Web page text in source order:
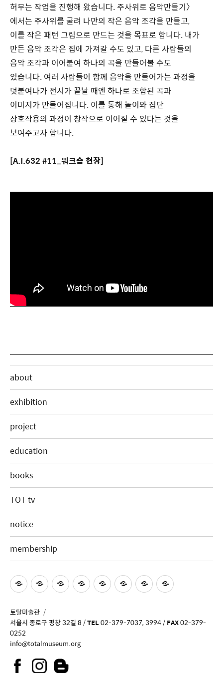
허무는 작업을 진행해 왔습니다. 주사위로 음악만들기〉
에서는 주사위를 굴려 나만의 작은 음악 조각을 만들고,
이를 작은 패턴 그림으로 만드는 것을 목표로 합니다. 내가
만든 음악 조각은 집에 가져갈 수도 있고, 다른 사람들의
음악 조각과 이어붙여 하나의 곡을 만들어볼 수도
있습니다. 여러 사람들이 함께 음악을 만들어가는 과정을
덧붙여나가 전시가 끝날 때엔 하나로 조합된 곡과
이미지가 만들어집니다. 이를 통해 놀이와 집단
상호작용의 과정이 창작으로 이어질 수 있다는 것을
보여주고자 합니다.
[A.I.632 #11_워크숍 현장]
about
exhibition
project
education
books
TOT tv
notice
membership
토탈미술관
서울시 종로구 평창 32길 8 /TEL02-379-7037, 3994 /FAX02-379-
0252
info@totalmuseum.org